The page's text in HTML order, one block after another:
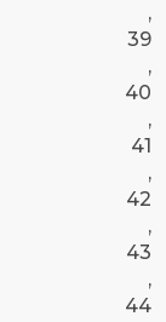
,
39
,
40
,
41
,
42
,
43
,
44